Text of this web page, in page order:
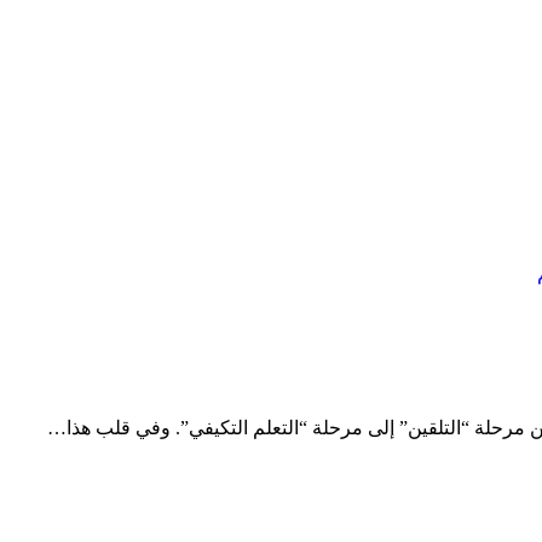
مرحلة “التلقين” إلى مرحلة “التعلم التكيفي”. وفي قلب هذا…